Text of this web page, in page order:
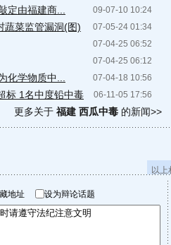
09-07-10 10:24
定由福建商...
07-05-24 01:34
蔬菜监管漏洞(图)
07-04-25 06:52
07-04-25 06:12
07-04-18 10:56
化学物质中...
06-11-05 17:56
标 1名中度铅中毒
更多关于 福建 西瓜中毒 的新闻>>
以
地址 设为辩论话题